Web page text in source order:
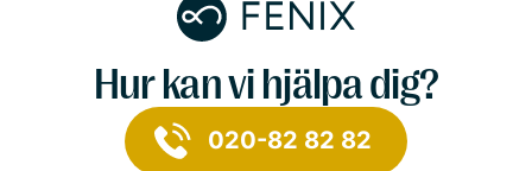
Hur kan vi hjälpa dig?
020-82 82 82